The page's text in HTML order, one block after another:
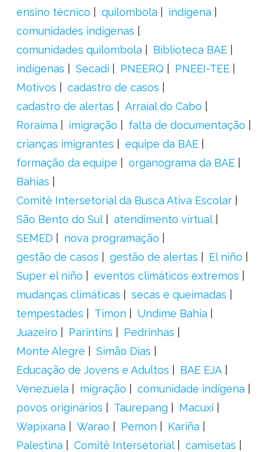
ensino técnico
quilombola
indígena
comunidades indígenas
comunidades quilombola
Biblioteca BAE
indígenas
Secadi PNEERQ
PNEEI-TEE
Motivos
cadastro de casos
cadastro de alertas
Arraial do Cabo
Roraima
imigração
falta de documentação
crianças imigrantes
equipe da BAE
formação da equipe
organograma da BAE
Bahias
Comitê Intersetorial da Busca Ativa Escolar
São Bento do Sul
atendimento virtual
SEMED
nova programação
gestão de casos
gestão de alertas
El niño
Super el niño
eventos climáticos extremos
mudanças climáticas
secas e queimadas
tempestades
Timon
Undime Bahia
Juazeiro
Parintins
Pedrinhas
Monte Alegre
Simão Dias
Educação de Jovens e Adultos
BAE EJA
Venezuela
migração
comunidade indígena
povos originários
Taurepang
Macuxi
Wapixana
Warao Pemon
Kariña
Palestina
Comitê Intersetorial
camisetas